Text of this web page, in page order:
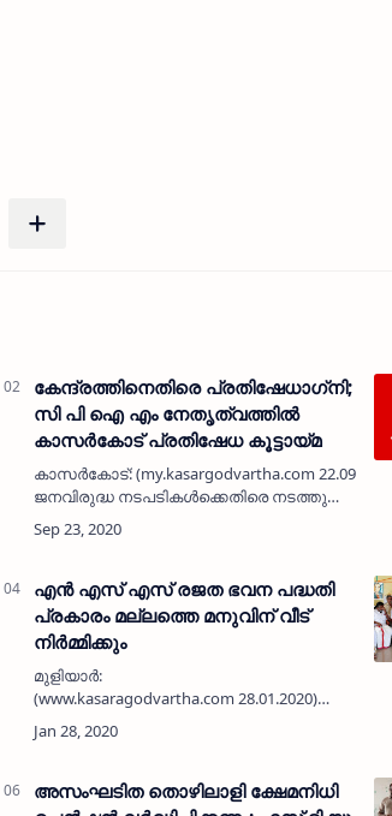
കേന്ദ്രത്തിനെതിരെ പ്രതിഷേധാഗ്‌നി;
സി പി ഐ എം നേതൃത്വത്തിൽ
കാസർകോട്‌ പ്രതിഷേധ കൂട്ടായ്‌മ
കാസർകോട്‌: (my.kasargodvartha.com
ജനവിരുദ്ധ നടപടികൾക്കെതിരെ നടത്തുന്ന
രാജ്യവ്യാപകപ്രക്ഷോഭത്തിന്റെ ഭാഗമായി
സി പി ഐ എം നേതൃത്വത്തിൽ ക…
എന്‍ എസ് എസ് രജത ഭവന പദ്ധതി
പ്രകാരം മല്ലത്തെ മനുവിന് വീട്
നിര്‍മ്മിക്കും
മുളിയാര്‍:
(www.kasaragodvartha.com 28.01.2020)
ഇരിയണ്ണി ഗവ. വൊക്കേഷണല്‍ ഹയര്‍
സെക്കന്‍ഡറി സ്‌കൂള്‍ യൂണിറ്റ് നാഷണല്‍
സഹകരണത്തോടെ നിര്‍മിച്ചു നല്‍കുന്ന…
അസംഘടിത തൊഴിലാളി ക്ഷേമനിധി